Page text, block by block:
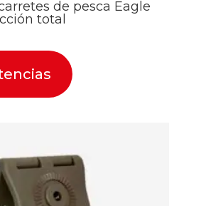
de pesca Eagle
total